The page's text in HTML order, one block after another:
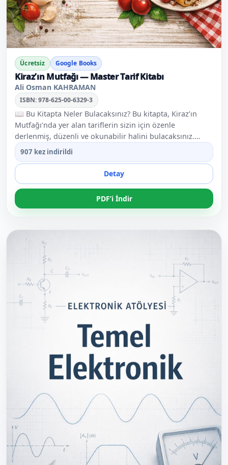
Ücretsiz Google Books
Kiraz’ın Mutfağı — Master Tarif Kitabı
Ali Osman KAHRAMAN
ISBN: 978-625-00-6329-3
📖 Bu Kitapta Neler Bulacaksınız? Bu kitapta, Kiraz’ın
Mutfağı’nda yer alan tariflerin sizin için özenle
derlenmiş, düzenli ve okunabilir halini bulacaksınız.
Karmaşadan uzak, sadece yemeğe ve lezzete odaklanan
bir arşiv. Neden Bu Kitap? Seçilmiş İçerik: Farklı
kategorilerden, en çok ihtiyaç duyulan tarifler bir arada.
Kolay Anlatım: Ev ortamında, herkesin zorlanmadan
uygulayabileceği sade bir dil. Temel Malzemeler: Ekstra
masraf çıkarmayan, evde bulunan malzemelerle
internetten rastgele kopyalanmış içerikler değildir; daha
önce hazırlanmış, emek verilmiş ve paylaşılmış tariflerin
toplu bir kitap (arşiv) haline getirilmiş versiyonudur. Bu
kitap, "Her gün ne pişireceğime bakabileceğim tek bir
kaynak olsun" diyenler için hazırlandı. Ne fazla iddia, Ne
gereksiz süsleme… Sadece düzenli, erişilebilir ve pratik
bir tarif kitabı.
907 kez indirildi
Detay
PDF’i İndir